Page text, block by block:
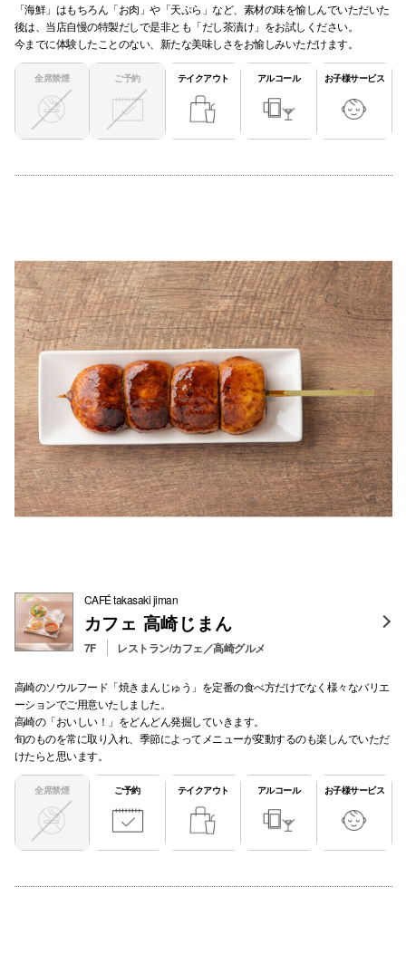
「海鮮」はもちろん「お肉」や「天ぷら」など、素材の味を愉しんでいただいた
後は、当店自慢の特製だしで是非とも「だし茶漬け」をお試しください。
今までに体験したことのない、新たな美味しさをお愉しみいただけます。
全席禁煙 ご予約 テイクアウト アルコール お子様サービス
CAFÉ takasaki jiman
カフェ 高崎じまん
7F レストラン/カフェ／高崎グルメ
高崎のソウルフード「焼きまんじゅう」を定番の食べ方だけでなく様々なバリエ
ーションでご用意いたしました。
高崎の「おいしい！」をどんどん発掘していきます。
旬のものを常に取り入れ、季節によってメニューが変動するのも楽しんでいただ
けたらと思います。
全席禁煙 ご予約 テイクアウト アルコール お子様サービス